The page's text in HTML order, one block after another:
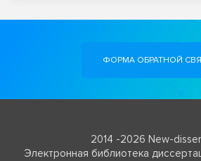
ФОРМА ОБРАТНОЙ
2014 -2026 New-
Электронная библиотека